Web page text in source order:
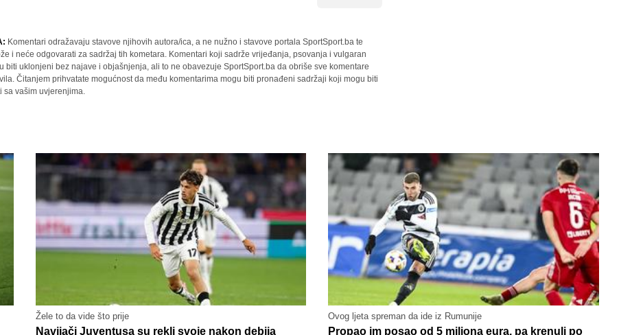
Komentari odražavaju stavove njihovih autora/ica, a ne nužno i stavove portala SportSport.ba te
i neće odgovarati za sadržaj tih kometara. Komentari koji sadrže vrijeđanja, psovanja i vulgaran
biti uklonjeni bez najave i objašnjenja, ali to ne obavezuje SportSport.ba da obriše sve komentare
Čitanjem prihvatate mogućnost da među komentarima mogu biti pronađeni sadržaji koji mogu biti
sa vašim uvjerenjima.
Žele to da vide što prije
Navijači Juventusa su rekli svoje nakon debija
Ovog ljeta spreman da ide iz Rumunije
Propao im posao od 5 miliona eura, pa krenuli po